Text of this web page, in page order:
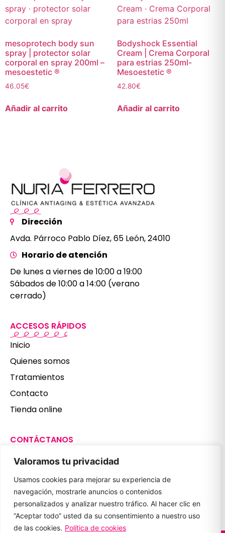
Valoramos tu privacidad
Usamos cookies para mejorar su experiencia de
navegación, mostrarle anuncios o contenidos
personalizados y analizar nuestro tráfico. Al hacer clic en
“Aceptar todo” usted da su consentimiento a nuestro uso
de las cookies. Política de cookies
mesoprotech body sun
spray | protector solar
corporal en spray 200ml –
mesoestetic ®
46.05€
Añadir al carrito
Bodyshock Essential
Cream | Crema Corporal
para estrias 250ml-
Mesoestetic ®
42.80€
Añadir al carrito
Dirección
Avda. Párroco Pablo Díez, 65 León, 24010
Horario de atención
De lunes a viernes de 10:00 a 19:00
Sábados de 10:00 a 14:00 (verano
cerrado)
ACCESOS RÁPIDOS
Inicio
Quienes somos
Tratamientos
Contacto
Tienda online
CONTÁCTANOS
987 806 179
clinicanuriaferrero@gmail.com
REDES SOCIALES